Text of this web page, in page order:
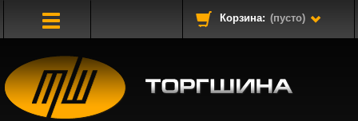
Корзина: (пусто)